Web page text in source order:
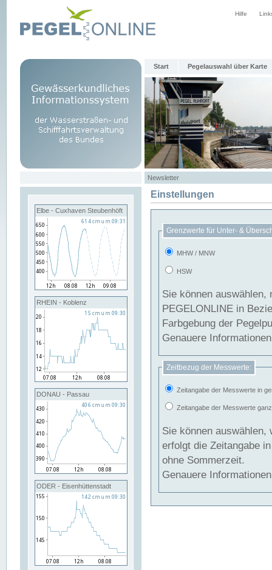
Hilfe
Start Pegelauswahl über Karte
Newsletter
Elbe - Cuxhaven Steubenhöft
RHEIN - Koblenz
DONAU - Passau
ODER - Eisenhüttenstadt
Einstellungen
Grenzwerte für Unter- &
MHW / MNW
HSW
Sie können
PEGELONLINE in Beziehung
Farbgebung der
Genauere
Zeitbezug der Messwerte:
Zeitangabe der Messwerte in
Zeitangabe der Messwerte
Sie können auswählen,
erfolgt die Zeitangabe
ohne Sommerzeit.
Genauere